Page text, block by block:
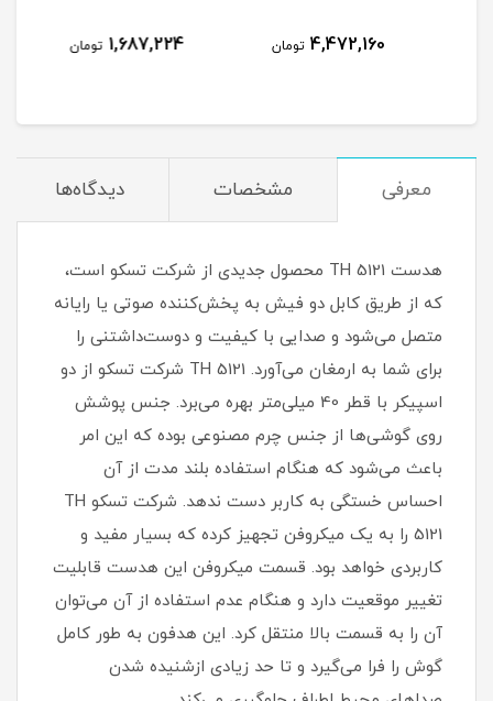
1,687,224 تومان 508,200 تومان
معرفی مشخصات دیدگاه‌ها
هدست TH 5121 محصول جدیدی از شرکت تسکو است،
که از طریق کابل دو فیش به پخش‌کننده صوتی یا رایانه
متصل می‌شود و صدایی با کیفیت و دوست‌داشتنی را
برای‌ شما به ارمغان می‌آورد. TH 5121 شرکت تسکو از دو
اسپیکر با قطر 40 میلی‌متر بهره می‌برد. جنس‌ پوشش
روی گوشی‌ها از جنس چرم مصنوعی بوده که این امر
باعث می‌شود که هنگام استفاده بلند مدت از آن
احساس خستگی به کاربر دست ندهد. شرکت تسکو TH
5121 را به یک میکروفن تجهیز کرده‌ که بسیار مفید و
کاربردی خواهد بود. قسمت میکروفن این هدست قابلیت
تغییر موقعیت دارد و هنگام عدم استفاده از آن می‌توان
آن را به قسمت بالا منتقل کرد. این هدفون به طور کامل
گوش را فرا می‌گیرد و تا حد زیادی ازشنیده شدن